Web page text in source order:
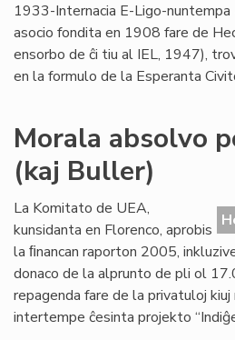
1933-Internacia E-Ligo-
asocio fondita en 1908 fare de
ensorbo de ĉi tiu al IEL, 1947),
en la formulo de la Esperanta
Morala absolvo
(kaj Buller)
La Komitato de UEA,
kunsidanta en Florenco, aprobis
la ﬁnancan raporton 2005,
donaco de la alprunto de pli ol
repagenda fare de la privatuloj
intertempe ĉesinta projekto